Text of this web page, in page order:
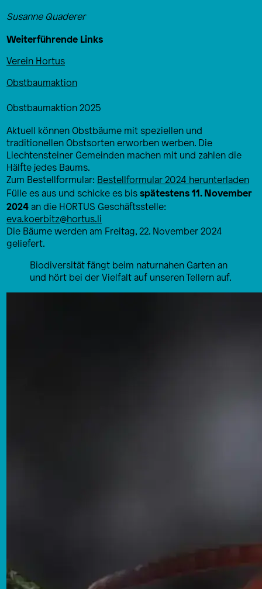
Susanne Quaderer
Weiterführende Links
Verein Hortus
Obstbaumaktion
Obstbaumaktion 2025
Aktuell können Obstbäume mit speziellen und
traditionellen Obstsorten erworben werben. Die
Liechtensteiner Gemeinden machen mit und zahlen die
Hälfte jedes Baums.
Zum Bestellformular: Bestellformular 2024 herunterladen
Fülle es aus und schicke es bisspätestens 11. November
2024 an die HORTUS Geschäftsstelle:
eva.koerbitz@hortus.li
Die Bäume werden am Freitag, 22. November 2024
geliefert.
Biodiversität fängt beim naturnahen Garten an
und hört bei der Vielfalt auf unseren Tellern auf.